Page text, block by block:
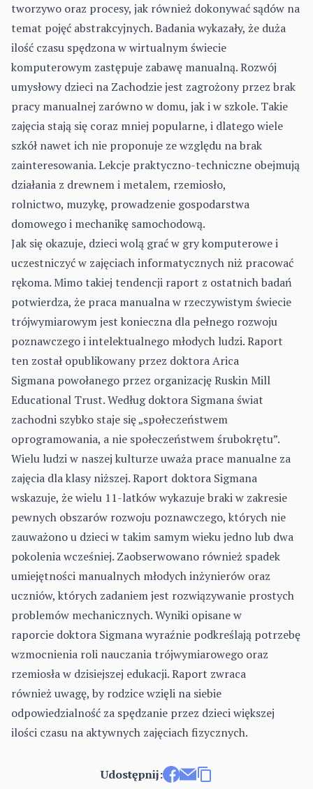
tworzywo oraz procesy, jak również dokonywać sądów na
temat pojęć abstrakcyjnych. Badania wykazały, że duża
ilość czasu spędzona w wirtualnym świecie
komputerowym zastępuje zabawę manualną. Rozwój
umysłowy dzieci na Zachodzie jest zagrożony przez brak
pracy manualnej zarówno w domu, jak i w szkole. Takie
zajęcia stają się coraz mniej popularne, i dlatego wiele
szkół nawet ich nie proponuje ze względu na brak
zainteresowania. Lekcje praktyczno-techniczne obejmują
działania z drewnem i metalem, rzemiosło,
rolnictwo, muzykę, prowadzenie gospodarstwa
domowego i mechanikę samochodową.
Jak się okazuje, dzieci wolą grać w gry komputerowe i
uczestniczyć w zajęciach informatycznych niż pracować
rękoma. Mimo takiej tendencji raport z ostatnich badań
potwierdza, że praca manualna w rzeczywistym świecie
trójwymiarowym jest konieczna dla pełnego rozwoju
poznawczego i intelektualnego młodych ludzi. Raport
ten został opublikowany przez doktora Arica
Sigmana powołanego przez organizację Ruskin Mill
Educational Trust. Według doktora Sigmana świat
zachodni szybko staje się „społeczeństwem
oprogramowania, a nie społeczeństwem śrubokrętu”.
Wielu ludzi w naszej kulturze uważa prace manualne za
zajęcia dla klasy niższej. Raport doktora Sigmana
wskazuje, że wielu 11-latków wykazuje braki w zakresie
pewnych obszarów rozwoju poznawczego, których nie
zauważono u dzieci w takim samym wieku jedno lub dwa
pokolenia wcześniej. Zaobserwowano również spadek
umiejętności manualnych młodych inżynierów oraz
uczniów, których zadaniem jest rozwiązywanie prostych
problemów mechanicznych. Wyniki opisane w
raporcie doktora Sigmana wyraźnie podkreślają potrzebę
wzmocnienia roli nauczania trójwymiarowego oraz
rzemiosła w dzisiejszej edukacji. Raport zwraca
również uwagę, by rodzice wzięli na siebie
odpowiedzialność za spędzanie przez dzieci większej
ilości czasu na aktywnych zajęciach fizycznych.
Udostępnij: